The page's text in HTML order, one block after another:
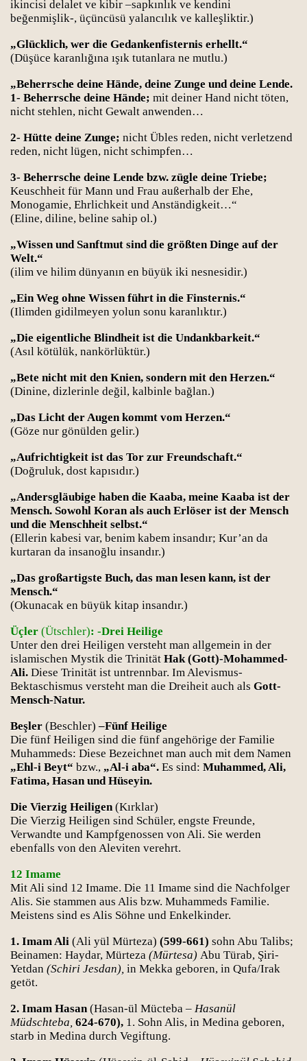
ikincisi delalet ve kibir –sapkınlık ve kendini
beğenmişlik-, üçüncüsü yalancılık ve kalleşliktir.)
„Glücklich, wer die Gedankenfisternis erhellt.“
(Düşüce karanlığına ışık tutanlara ne mutlu.)
„Beherrsche deine Hände, deine Zunge und deine Lende.
1- Beherrsche deine Hände; mit deiner Hand nicht töten,
nicht stehlen, nicht Gewalt anwenden…
2- Hütte deine Zunge; nicht Übles reden, nicht verletzend
reden, nicht lügen, nicht schimpfen…
3- Beherrsche deine Lende bzw. zügle deine Triebe;
Keuschheit für Mann und Frau außerhalb der Ehe,
Monogamie, Ehrlichkeit und Anständigkeit…“
(Eline, diline, beline sahip ol.)
„Wissen und Sanftmut sind die größten Dinge auf der
Welt.“
(ilim ve hilim dünyanın en büyük iki nesnesidir.)
„Ein Weg ohne Wissen führt in die Finsternis.“
(Ilimden gidilmeyen yolun sonu karanlıktır.)
„Die eigentliche Blindheit ist die Undankbarkeit.“
(Asıl kötülük, nankörlüktür.)
„Bete nicht mit den Knien, sondern mit den Herzen.“
(Dinine, dizlerinle değil, kalbinle bağlan.)
„Das Licht der Augen kommt vom Herzen.“
(Göze nur gönülden gelir.)
„Aufrichtigkeit ist das Tor zur Freundschaft.“
(Doğruluk, dost kapısıdır.)
„Andersgläubige haben die Kaaba, meine Kaaba ist der
Mensch. Sowohl Koran als auch Erlöser ist der Mensch
und die Menschheit selbst.“
(Ellerin kabesi var, benim kabem insandır; Kur’an da
kurtaran da insanoğlu insandır.)
„Das großartigste Buch, das man lesen kann, ist der
Mensch.“
(Okunacak en büyük kitap insandır.)
Üçler (Ütschler): -Drei Heilige
Unter den drei Heiligen versteht man allgemein in der
islamischen Mystik die Trinität Hak (Gott)-Mohammed-
Ali. Diese Trinität ist untrennbar. Im Alevismus-
Bektaschismus versteht man die Dreiheit auch als Gott-
Mensch-Natur.
Beşler (Beschler) –Fünf Heilige
Die fünf Heiligen sind die fünf angehörige der Familie
Muhammeds: Diese Bezeichnet man auch mit dem Namen
„Ehl-i Beyt“ bzw., „Al-i aba“. Es sind: Muhammed, Ali,
Fatima, Hasan und Hüseyin.
Die Vierzig Heiligen(Kırklar)
Die Vierzig Heiligen sind Schüler, engste Freunde,
Verwandte und Kampfgenossen von Ali. Sie werden
ebenfalls von den Aleviten verehrt.
12 Imame
Mit Ali sind 12 Imame. Die 11 Imame sind die Nachfolger
Alis. Sie stammen aus Alis bzw. Muhammeds Familie.
Meistens sind es Alis Söhne und Enkelkinder.
1. Imam Ali (Ali yül Mürteza) (599-661) sohn Abu Talibs;
Beinamen: Haydar, Mürteza (Mürtesa) Abu Türab, Şiri-
Yetdan (Schiri Jesdan), in Mekka geboren, in Qufa/Irak
getöt.
2. Imam Hasan(Hasan-ül Mücteba – Hasanül
Müdschteba, 624-670), 1. Sohn Alis, in Medina geboren,
starb in Medina durch Vegiftung.